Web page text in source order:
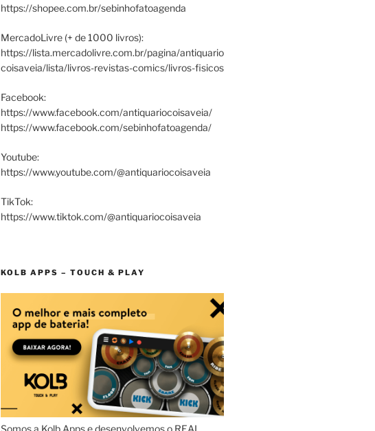
https://shopee.com.br/sebinhofatoagenda
MercadoLivre (+ de 1000 livros):
https://lista.mercadolivre.com.br/pagina/antiquario
coisaveia/lista/livros-revistas-comics/livros-fisicos
Facebook:
https://www.facebook.com/antiquariocoisaveia/
https://www.facebook.com/sebinhofatoagenda/
Youtube:
https://www.youtube.com/@antiquariocoisaveia
TikTok:
https://www.tiktok.com/@antiquariocoisaveia
KOLB APPS – TOUCH & PLAY
Somos a Kolb Apps e desenvolvemos o REAL